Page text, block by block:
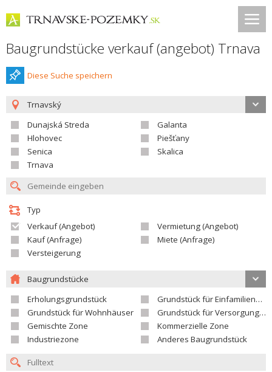
Baugrundstücke verkauf (angebot) Trnava
Diese Suche speichern
Trnavský
Dunajská Streda
Galanta
Hlohovec
Piešťany
Senica
Skalica
Trnava
Typ
Verkauf (Angebot)
Vermietung (Angebot)
Kauf (Anfrage)
Miete (Anfrage)
Versteigerung
Baugrundstücke
Erholungsgrundstück
Grundstück für Einfamilienhäuser
Grundstück für Wohnhäuser
Grundstück für Versorgungseinrichtungen
Gemischte Zone
Kommerzielle Zone
Industriezone
Anderes Baugrundstück